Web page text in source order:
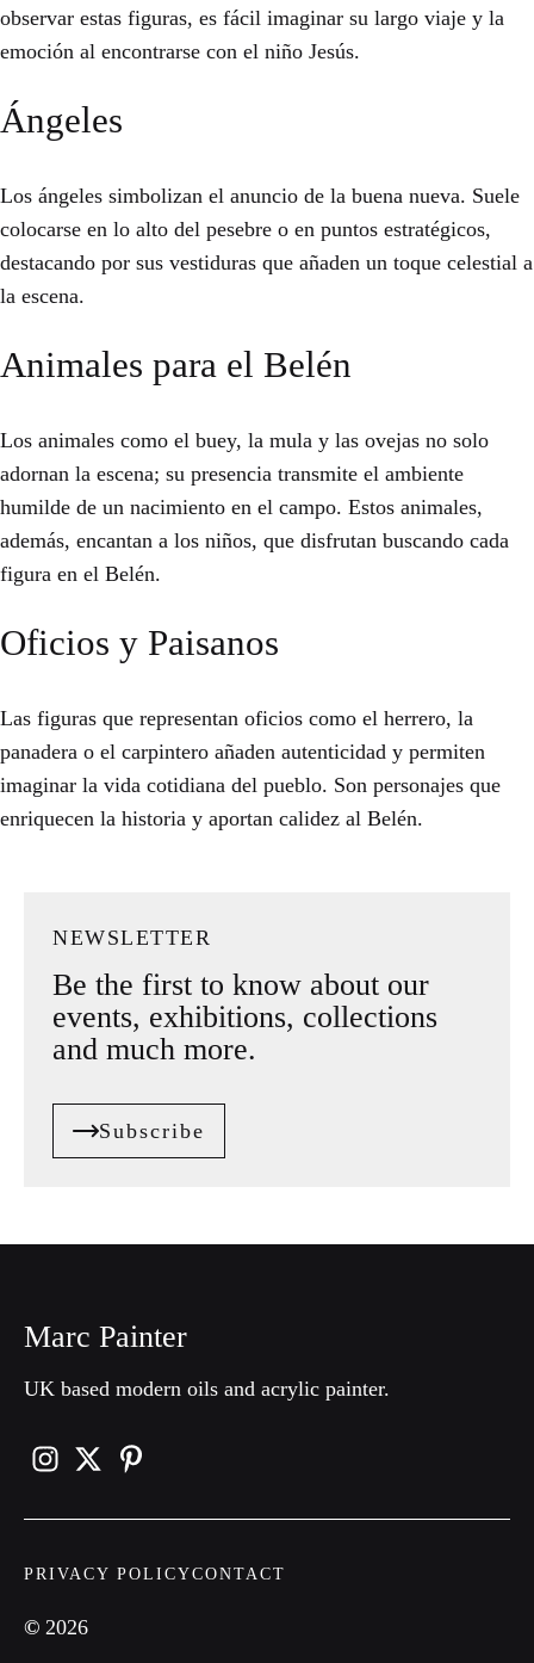
observar estas figuras, es fácil imaginar su largo viaje y la
emoción al encontrarse con el niño Jesús.
Ángeles
Los ángeles simbolizan el anuncio de la buena nueva. Suele
colocarse en lo alto del pesebre o en puntos estratégicos,
destacando por sus vestiduras que añaden un toque celestial a
la escena.
Animales para el Belén
Los animales como el buey, la mula y las ovejas no solo
adornan la escena; su presencia transmite el ambiente
humilde de un nacimiento en el campo. Estos animales,
además, encantan a los niños, que disfrutan buscando cada
figura en el Belén.
Oficios y Paisanos
Las figuras que representan oficios como el herrero, la
panadera o el carpintero añaden autenticidad y permiten
imaginar la vida cotidiana del pueblo. Son personajes que
enriquecen la historia y aportan calidez al Belén.
NEWSLETTER
Be the first to know about our
events, exhibitions, collections
and much more.
Subscribe
Marc Painter
UK based modern oils and acrylic painter.
PRIVACY POLICYCONTACT
© 2026